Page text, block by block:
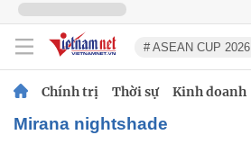
# ASEAN CUP 2026
Chính trị Thời sự Kinh doanh
mirana nightshade